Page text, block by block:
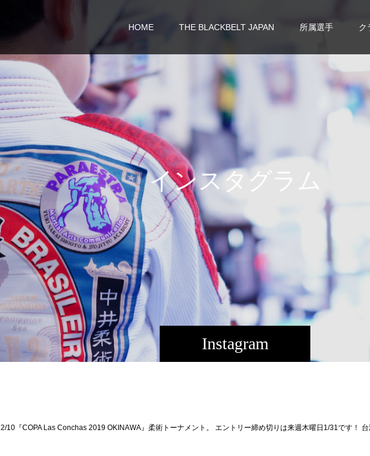
HOME THE BLACKBELT JAPAN 所属選手 ク
Instagram
インスタグラ ム
2/10『COPA Las Conchas 2019 OKINAWA』柔術トーナメント。 エントリー締め切りは来週木曜日1/31です！ 台湾からも沢山の選手がエントリー、県内柔術家の皆様ドシドシエントリーよろしくお願い致します！ 写真はチームポイントトロフィー。 柔術エントリーはコチラ https://www.dumau.org/mainEvent/info/339 再開しました、ノーギエントリーはコチラから https://www.dumau.org/mainEvent/info/370 前回の沖縄大会のレポートで